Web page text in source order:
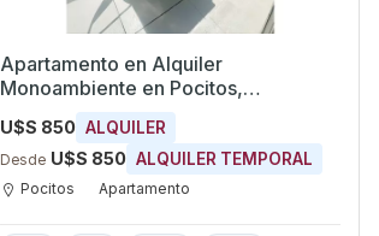
Apartamento en Alquiler
Monoambiente en Pocitos,
Montevideo
U$S 850 ALQUILER
Desde U$S 850 ALQUILER TEMPORAL
Pocitos Apartamento